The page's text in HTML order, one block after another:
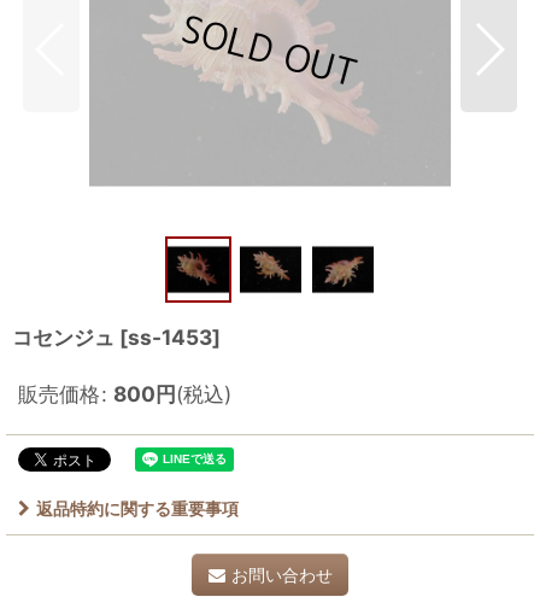
コセンジュ [ss-1453]
販売価格: 800円(税込)
返品特約に関する重要事項
お問い合わせ